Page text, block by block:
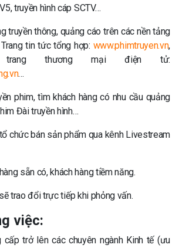
truyền hình cáp SCTV…
truyền thông, quảng cáo trên các nền tảng
tin tức tổng hợp: www.phimtruyen.vn,
thương mại điện tử:
…
phim, tìm khách hàng có nhu cầu quảng
Đài truyền hình…
chức bán sản phẩm qua kênh Livestream
sẵn có, khách hàng tiềm năng.
trao đổi trực tiếp khi phỏng vấn.
việc:
cấp trở lên các chuyên ngành Kinh tế (ưu